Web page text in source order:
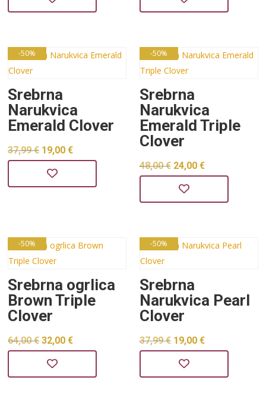
bila
37,99 €.
je:
bila
48,00 €.
je:
-50%
Srebrna
Narukvica
Emerald Clover
37,99€ Izvorna
cijena
bila
19,00€
je:
-50%
Srebrna
Narukvica
Emerald Triple
Clover
48,00€ Izvorna
cijena
bila
48,00 €.
24,00 €
je:
-50%
Srebrna ogrlica
Brown Triple
Clover
64,00€ Izvorna
cijena
bila
32,00€
je:
-50%
Srebrna
Narukvica Pearl
Clover
37,99€ Izvorna
cijena
bila
19,00 €
je: